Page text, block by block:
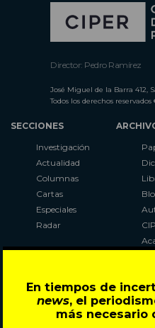
En tiempos de
news, el
más necesario
Director: Pedro Ramírez
José Miguel de la Barra 412,
Todos los derechos
SECCIONES
Investigación
Actualidad
Columnas
Cartas
Especiales
Radar
Al